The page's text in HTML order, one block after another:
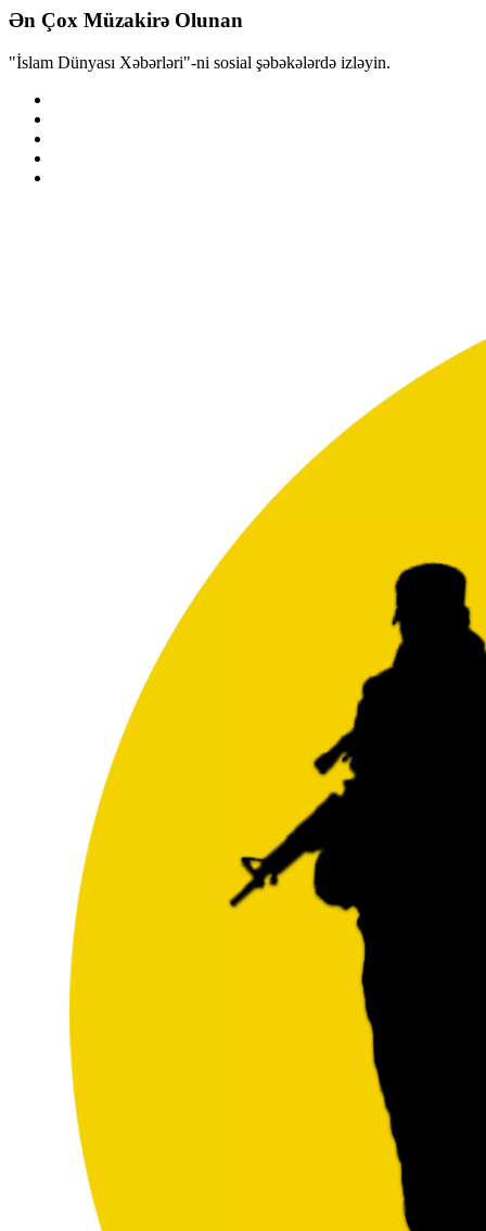
Ən Çox Müzakirə Olunan
"İslam Dünyası Xəbərləri"-ni sosial şəbəkələrdə izləyin.